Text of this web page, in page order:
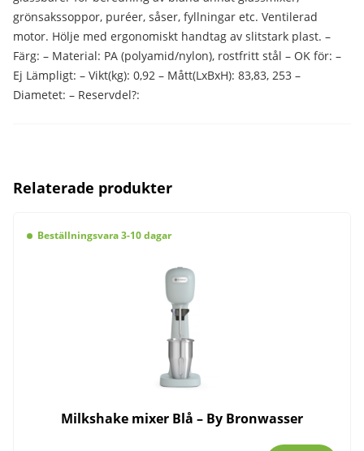
grönsakssoppor, puréer, såser, fyllningar etc. Ventilerad
motor. Hölje med ergonomiskt handtag av slitstark plast. –
Färg: – Material: PA (polyamid/nylon), rostfritt stål – OK för: –
Ej Lämpligt: – Vikt(kg): 0,92 – Mått(LxBxH): 83,83, 253 –
Diametet: – Reservdel?:
Relaterade produkter
Beställningsvara 3-10 dagar
Milkshake mixer Blå – By Bronwasser